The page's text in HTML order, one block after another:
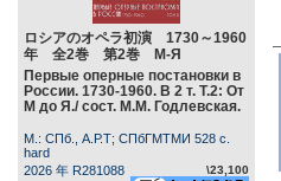
ロシアのオペラ初演 1730～1960
年 全2巻 第2巻 М-Я
Первые оперные постановки в
России. 1730-1960. В 2 т. Т.2: От
М до Я./ сост. М.М. Годлевская.
М.: СПб., А.Р.Т; СПбГМТМИ 528 c.
hard
2026 年 R281088
\23,100